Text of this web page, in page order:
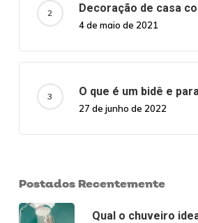
Decoração de casa
4 de maio de 2021
O que é um bidê e
27 de junho de 2022
Postados Recentemente
Qual o chuveiro